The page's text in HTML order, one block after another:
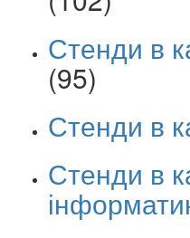
Стенди в
(95)
Стенди в
Стенди в